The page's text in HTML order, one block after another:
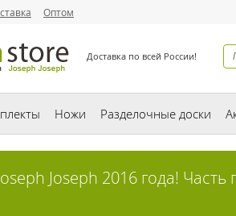
Оптом
Доставка по всей России!
Ножи Разделочные доски
Joseph 2016 года! Часть